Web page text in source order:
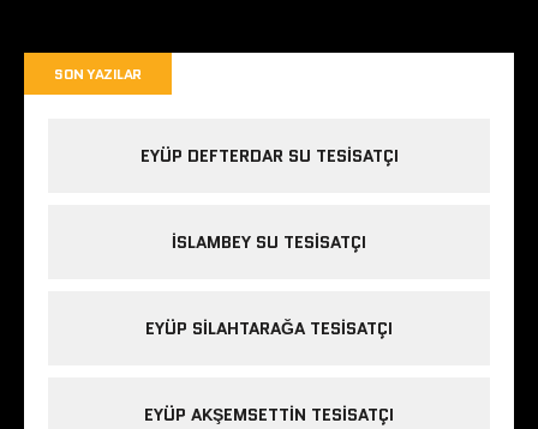
SON YAZILAR
EYÜP DEFTERDAR SU TESISATÇI
İSLAMBEY SU TESISATÇI
EYÜP SILAHTARAĞA TESISATÇI
EYÜP AKŞEMSETTIN TESISATÇI